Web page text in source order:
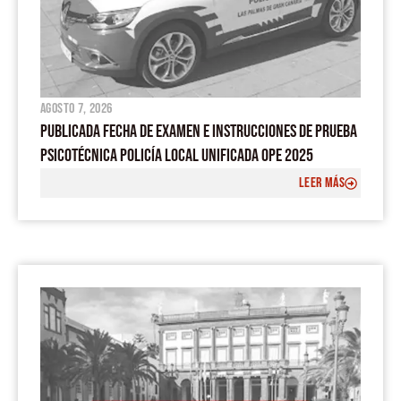
agosto 7, 2026
PUBLICADA FECHA DE EXAMEN E INSTRUCCIONES DE PRUEBA
PSICOTÉCNICA POLICÍA LOCAL UNIFICADA OPE 2025
LEER MÁS